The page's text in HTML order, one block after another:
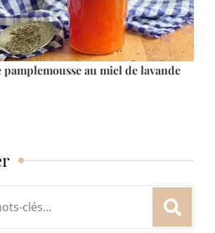
au miel de lavande